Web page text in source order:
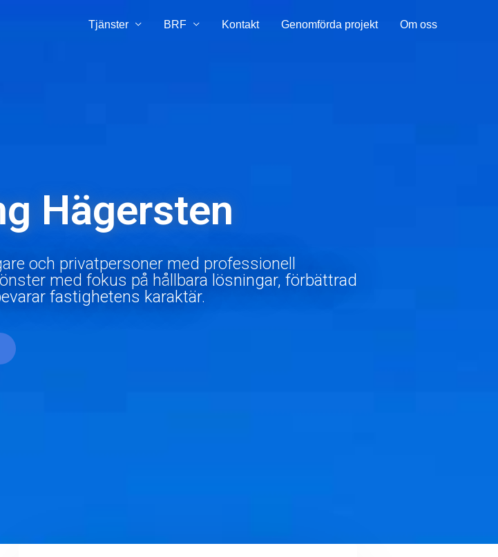
Tjänster BRF Kontakt Genomförda projekt Om oss
Hägersten
och privatpersoner med professionell
med fokus på hållbara lösningar, förbättrad
fastighetens karaktär.